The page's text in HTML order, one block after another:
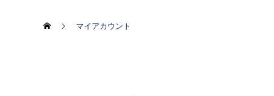
マイアカウント